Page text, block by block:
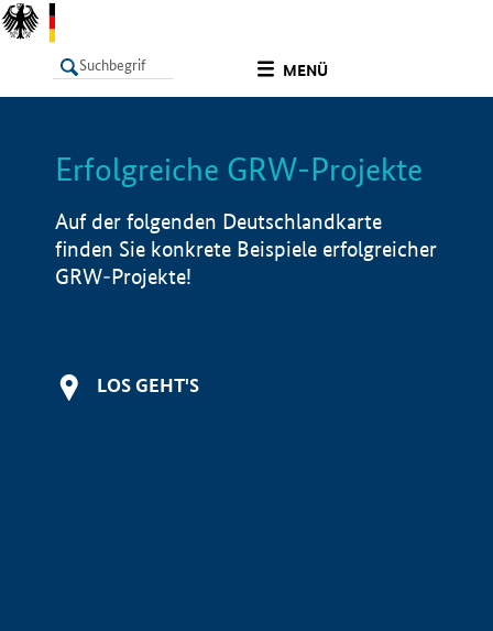
MENÜ
LISTE Info
Erfolgreiche GRW-Projekte
Auf der folgenden Deutschlandkarte
finden Sie konkrete Beispiele erfolgreicher
GRW-Projekte!
LOS GEHT'S